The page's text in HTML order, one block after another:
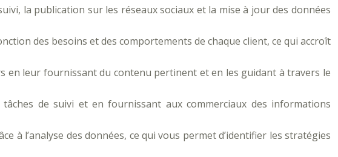
la publication sur les réseaux sociaux et la mise à jour des données
des besoins et des comportements de chaque client, ce qui accroît
leur fournissant du contenu pertinent et en les guidant à travers le
de suivi et en fournissant aux commerciaux des informations
à l’analyse des données, ce qui vous permet d’identifier les stratégies